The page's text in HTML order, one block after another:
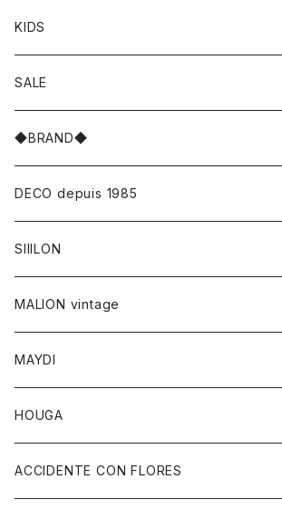
KIDS
SALE
◆BRAND◆
DECO depuis 1985
SIIILON
MALION vintage
MAYDI
HOUGA
ACCIDENTE CON FLORES